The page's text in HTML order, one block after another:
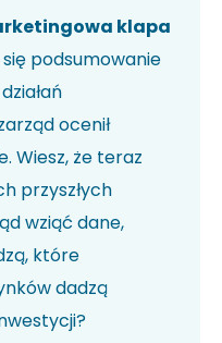
klapa
się podsumowanie
ocenił
Wiesz, że teraz
przyszłych
wziąć dane,
które
dadzą